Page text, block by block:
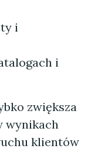
i
i
zwiększa
wynikach
klientów